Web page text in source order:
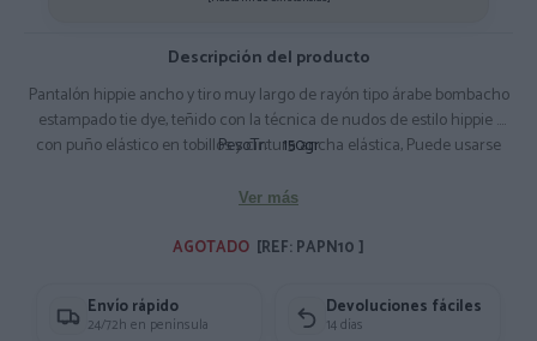
Descripción del producto
Pantalón hippie ancho y tiro muy largo de rayón tipo árabe bombacho
estampado tie dye, teñido con la técnica de nudos de estilo hippie .
con puño elástico en tobillos y cintura ancha elástica, Puede usarse
Rayón
PesoTr: 150gr
Ver más
AGOTADO [REF: PAPN10 ]
Envío rápido
24/72h en península
Devoluciones fáciles
14 días